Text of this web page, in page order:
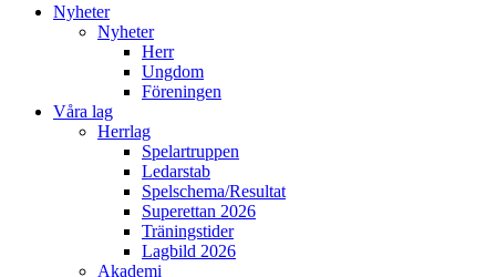
Nyheter
Nyheter
Herr
Ungdom
Föreningen
Våra lag
Herrlag
Spelartruppen
Ledarstab
Spelschema/Resultat
Superettan 2026
Träningstider
Lagbild 2026
Akademi